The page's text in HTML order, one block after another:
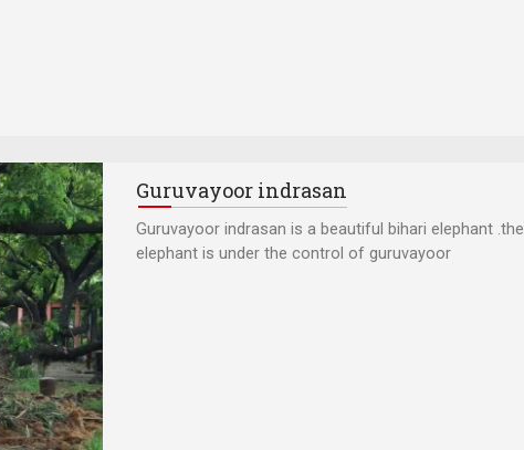
Guruvayoor indrasan
Guruvayoor indrasan is a beautiful bihari elephant .the
elephant is under the control of guruvayoor